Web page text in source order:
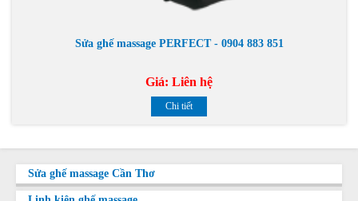
Sửa ghế massage PERFECT - 0904 883 851
Giá: Liên hệ
Chi tiết
Sửa ghế massage Cần Thơ